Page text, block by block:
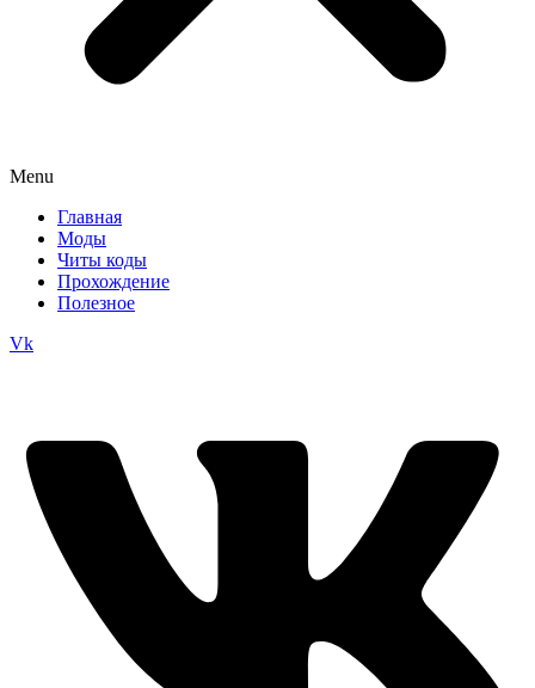
Menu
Главная
Моды
Читы коды
Прохождение
Полезное
Vk